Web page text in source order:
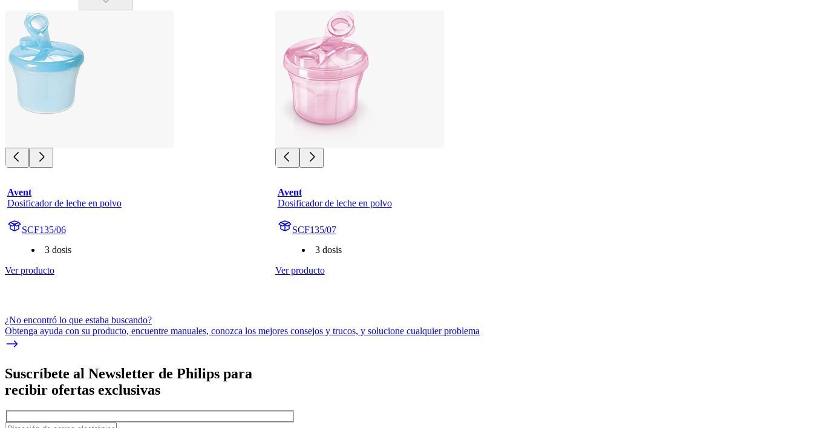
Avent
Dosificador de leche en polvo
SCF135/06
3 dosis
Ver producto
Avent
Dosificador de leche en polvo
SCF135/07
3 dosis
Ver producto
¿No encontró lo que estaba buscando?
Obtenga ayuda con su producto, encuentre manuales, conozca los mejores consejos y trucos, y solucione cualquier problema
Suscríbete al Newsletter de Philips para
recibir ofertas exclusivas